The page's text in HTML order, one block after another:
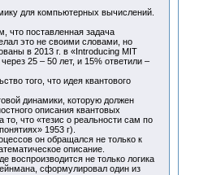
для компьютерных вычислений.
что поставленная задача
это не своими словами, но
в 2013 г. в «Introducing MIT
25 – 50 лет, и 15% ответили –
того, что идея квантового
динамики, которую должен
описания квантовых
что «тезис о реальности сам по
1953 г).
он обращался не только к
описание.
воспроизводится не только логика
сформулировал один из